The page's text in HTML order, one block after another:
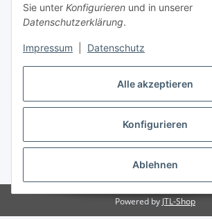
Alle akzeptieren
Konfigurieren
Ablehnen
Sie unter Konfigurieren und in unserer
Datenschutzerklärung.
Impressum Datenschutz
Gesetzliche Informationen
Bestellung widerrufen
* Alle Preise inkl. gesetzlicher USt., zzgl.Versand
Powered by JTL-Shop